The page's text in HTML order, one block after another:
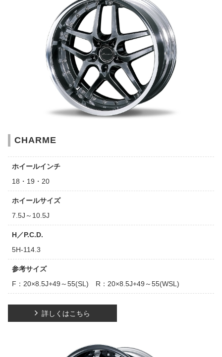
CHARME
ホイールインチ
18・19・20
ホイールサイズ
7.5J～10.5J
H／P.C.D.
5H-114.3
参考サイズ
F：20×8.5J+49～55(SL) R：20×8.5J+49～55(WSL)
詳しくはこちら